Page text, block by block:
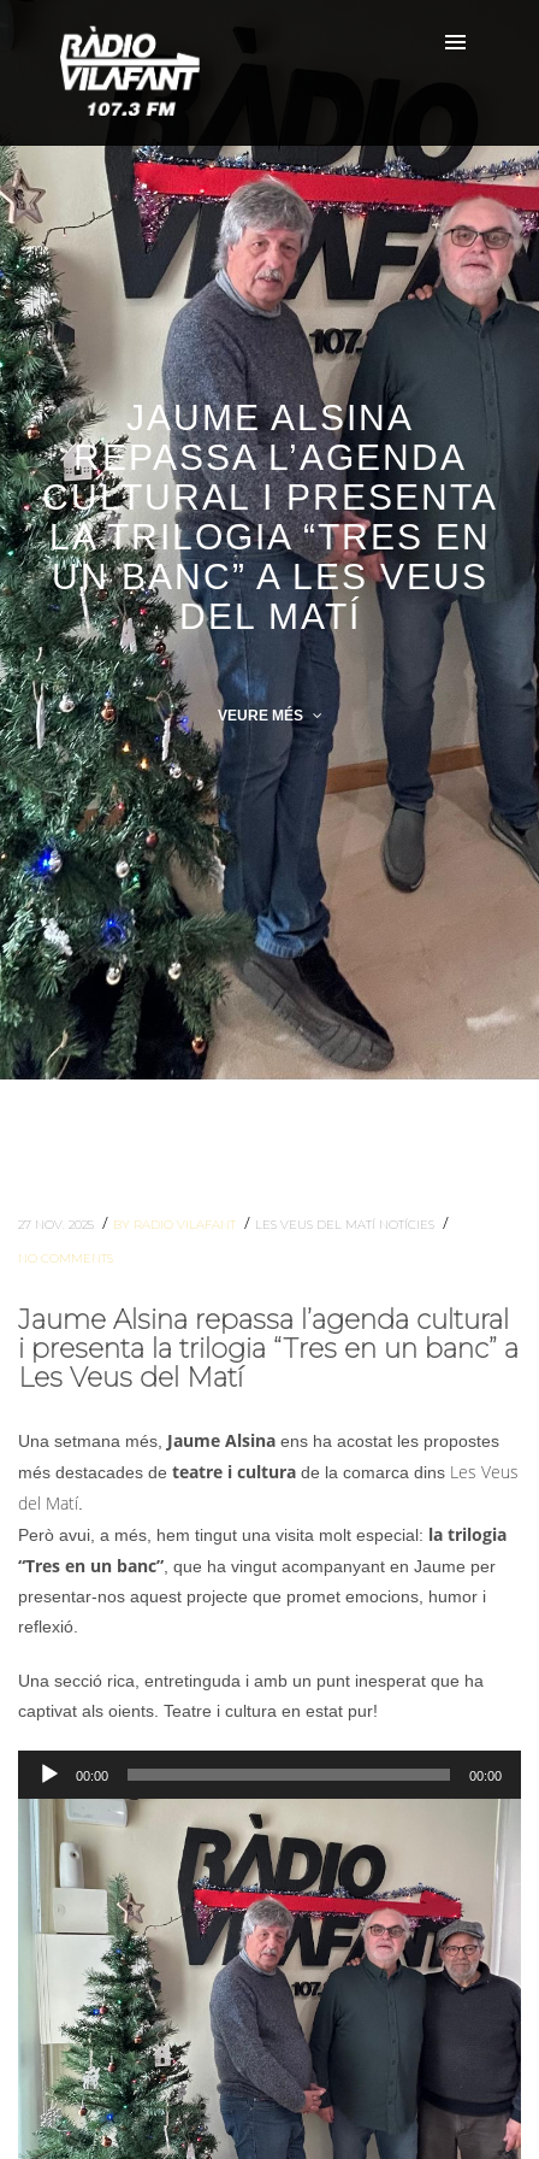
JAUME ALSINA
REPASSA L’AGENDA
CULTURAL I PRESENTA
LA TRILOGIA “TRES EN
UN BANC” A LES VEUS
DEL MATÍ
VEURE MÉS
27 NOV. 2025 / BY RADIO VILAFANT / LES VEUS DEL MATÍ NOTÍCIES /
NO COMMENTS
Jaume Alsina repassa l’agenda cultural
i presenta la trilogia “Tres en un banc” a
Les Veus del Matí
Una setmana més, Jaume Alsina ens ha acostat les propostes
més destacades de teatre i cultura de la comarca dins Les Veus
del Matí
Però avui, a més, hem tingut una visita molt especial: la trilogia
“Tres en un banc” , que ha vingut acompanyant en Jaume per
presentar-nos aquest projecte que promet emocions, humor i
reflexió.
Una secció rica, entretinguda i amb un punt inesperat que ha
captivat als oients. Teatre i cultura en estat pur!
Reproductor
d'àudio
00:00 00:00